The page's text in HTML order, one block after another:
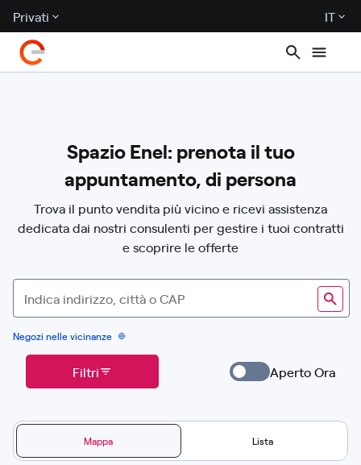
Privati IT
Spazio Enel: prenota il tuo
appuntamento, di persona
Trova il punto vendita più vicino e ricevi assistenza
dedicata dai nostri consulenti per gestire i tuoi contratti
e scoprire le offerte
Negozi nelle vicinanze
Filtri Aperto Ora
Mappa Lista